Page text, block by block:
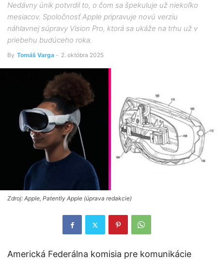
Nedávny únik potvrdil to, o čom sa špekuluje už niekoľko
mesiacov. Spoločnosť Apple pripravuje novú verziu
náhlavnej súpravy Vision Pro, ktorá sa ukáže na trhu už v
priebehu budúceho roka.
By Tomáš Varga - 2. októbra 2025
Zdroj: Apple, Patently Apple (úprava redakcie)
Americká Federálna komisia pre komunikácie